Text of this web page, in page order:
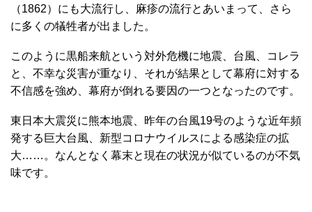
（1862）にも大流行し、麻疹の流行とあいまって、さら
に多くの犠牲者が出ました。
このように黒船来航という対外危機に地震、台風、コレラ
と、不幸な災害が重なり、それが結果として幕府に対する
不信感を強め、幕府が倒れる要因の一つとなったのです。
東日本大震災に熊本地震、昨年の台風19号のような近年頻
発する巨大台風、新型コロナウイルスによる感染症の拡
大……。なんとなく幕末と現在の状況が似ているのが不気
味です。